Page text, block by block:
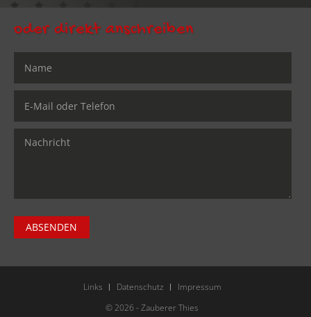
oder direkt anschreiben
ABSENDEN
Links Datenschutz
Impressum
© 2026 - Zauberer Thies